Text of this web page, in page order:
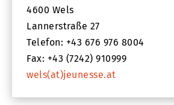
4600 Wels
Lannerstraße 27
Telefon: +43 676 976 8004
Fax: +43 (7242) 910999
wels(at)jeunesse.at